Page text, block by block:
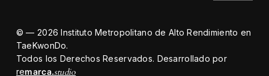
© — 2026 Instituto Metropolitano de Alto Rendimiento en
TaeKwonDo.
Todos los Derechos Reservados. Desarrollado por
remarca.studio